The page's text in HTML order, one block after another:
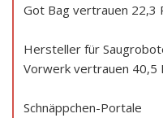
Got Bag vertrauen 22,3
Hersteller für
Vorwerk vertrauen 40,5
Schnäppchen-Portale